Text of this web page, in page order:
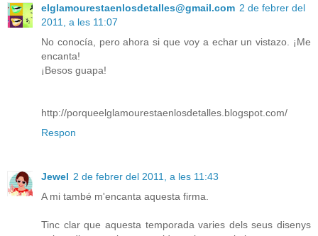
elglamourestaenlosdetalles@gmail.com 2 de febrer del
2011, a les 11:07
No conocía, pero ahora si que voy a echar un vistazo. ¡Me
encanta!
¡Besos guapa!
http://porqueelglamourestaenlosdetalles.blogspot.com/
Respon
Jewel 2 de febrer del 2011, a les 11:43
A mi també m'encanta aquesta firma.
Tinc clar que aquesta temporada varies dels seus disenys